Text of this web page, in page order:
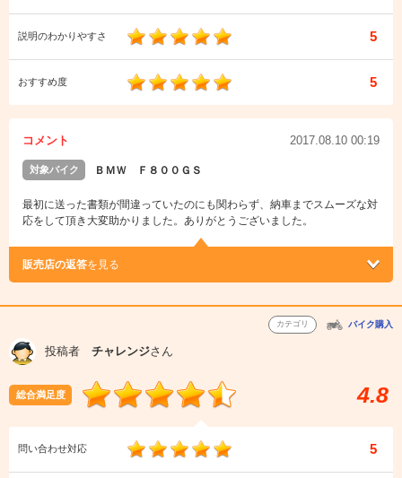
説明のわかりやすさ 5
おすすめ度 5
コメント 2017.08.10 00:19
対象バイク ＢＭＷ Ｆ８００ＧＳ
最初に送った書類が間違っていたのにも関わらず、納車までスムーズな対
応をして頂き大変助かりました。ありがとうございました。
販売店の返答を見る
カテゴリ バイク購入
投稿者 チャレンジさん
総合満足度 4.8
問い合わせ対応 5